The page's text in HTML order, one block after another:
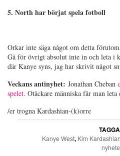
5. North har börjat spela fotboll
Orkar inte säga något om detta
Gå för övrigt absolut inte in och leta i
där Kanye syns, jag har skrivit något
Veckans antinyhet: Jonathan Cheban
spelet. Otäckare människa får man leta
/er trogna Kardashian-(k)orre
Kanye West, Kim Kardashian